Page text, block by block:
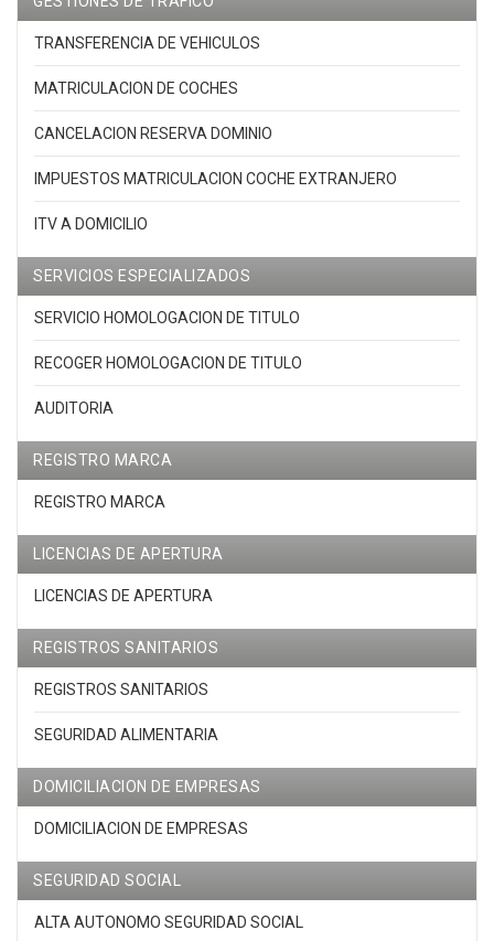
TRANSFERENCIA DE VEHICULOS
MATRICULACION DE COCHES
CANCELACION RESERVA DOMINIO
IMPUESTOS MATRICULACION COCHE EXTRANJERO
ITV A DOMICILIO
SERVICIOS ESPECIALIZADOS
SERVICIO HOMOLOGACION DE TITULO
RECOGER HOMOLOGACION DE TITULO
AUDITORIA
REGISTRO MARCA
REGISTRO MARCA
LICENCIAS DE APERTURA
LICENCIAS DE APERTURA
REGISTROS SANITARIOS
REGISTROS SANITARIOS
SEGURIDAD ALIMENTARIA
DOMICILIACION DE EMPRESAS
DOMICILIACION DE EMPRESAS
SEGURIDAD SOCIAL
ALTA AUTONOMO SEGURIDAD SOCIAL